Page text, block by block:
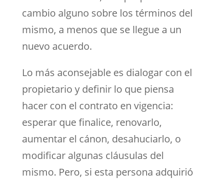
cambio alguno sobre los términos del
mismo, a menos que se llegue a un
nuevo acuerdo.
Lo más aconsejable es dialogar con el
propietario y definir lo que piensa
hacer con el contrato en vigencia:
esperar que finalice, renovarlo,
aumentar el cánon, desahuciarlo, o
modificar algunas cláusulas del
mismo. Pero, si esta persona adquirió